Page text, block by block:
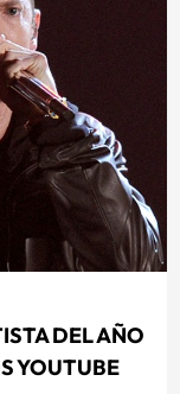
DEL AÑO
YOUTUBE